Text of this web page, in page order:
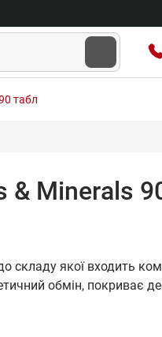
табл
& Minerals
якої входить
обмін, покриває